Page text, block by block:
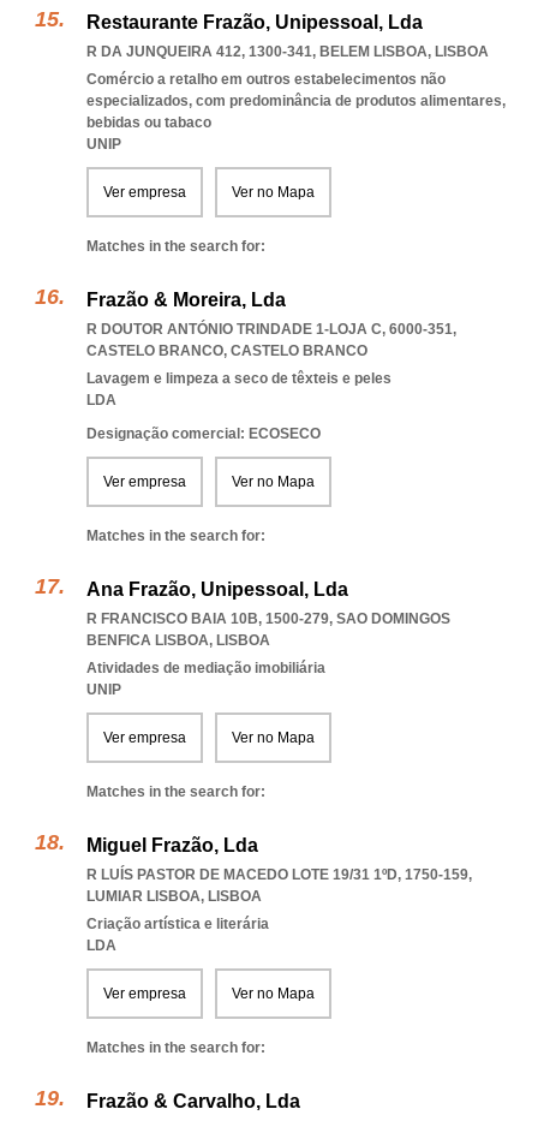
Restaurante Frazão, Unipessoal, Lda
R DA JUNQUEIRA 412, 1300-341, BELEM LISBOA, LISBOA
Comércio a retalho em outros estabelecimentos não
especializados, com predominância de produtos alimentares,
bebidas ou tabaco
UNIP
Ver empresa Ver no Mapa
Matches in the search for:
Frazão & Moreira, Lda
R DOUTOR ANTÓNIO TRINDADE 1-LOJA C, 6000-351,
CASTELO BRANCO, CASTELO BRANCO
Lavagem e limpeza a seco de têxteis e peles
LDA
Designação comercial: ECOSECO
Ver empresa Ver no Mapa
Matches in the search for:
Ana Frazão, Unipessoal, Lda
R FRANCISCO BAIA 10B, 1500-279, SAO DOMINGOS
BENFICA LISBOA, LISBOA
Atividades de mediação imobiliária
UNIP
Ver empresa Ver no Mapa
Matches in the search for:
Miguel Frazão, Lda
R LUÍS PASTOR DE MACEDO LOTE 19/31 1ºD, 1750-159,
LUMIAR LISBOA, LISBOA
Criação artística e literária
LDA
Ver empresa Ver no Mapa
Matches in the search for:
Frazão & Carvalho, Lda